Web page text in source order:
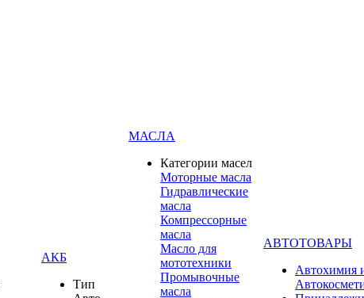
АКБ
Тип
МАСЛА
Категории масел
Моторные масла
Гидравлические
масла
Компрессорные
масла
Масло для
мототехники
Промывочные
масла
АВТОТОВАРЫ
Автохимия